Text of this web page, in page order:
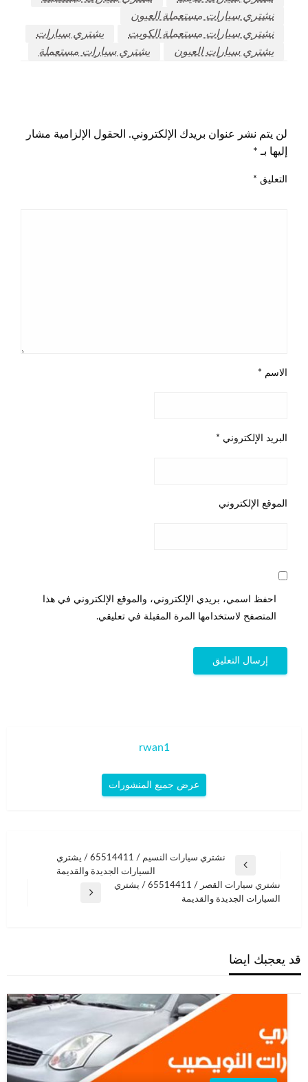
نشتري سيارات مستعملة العيون
نشتري سيارات مستعملة الكويت
يشتري سيارات
يشتري سيارات العيون
يشتري سيارات مستعملة
لن يتم نشر عنوان بريدك الإلكتروني.
الحقول الإلزامية مشار
إليها بـ *
التعليق *
الاسم *
البريد الإلكتروني *
الموقع الإلكتروني
احفظ اسمي، بريدي الإلكتروني، والموقع الإلكتروني في هذا
المتصفح لاستخدامها المرة المقبلة في تعليقي.
rwan1
عرض جميع المنشورات
المقالات
المقالة
السابقة
نشتري سيارات النسيم / 65514411 / يشتري
السيارات الجديدة والقديمة
المقالة
نشتري سيارات القصر / 65514411 / يشتري
السيارات الجديدة والقديمة
قد يعجبك ايضا